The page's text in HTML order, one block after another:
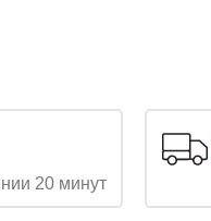
20 минут